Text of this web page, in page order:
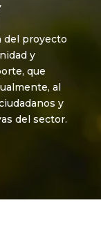
del proyecto
y
que
al
y
del sector.